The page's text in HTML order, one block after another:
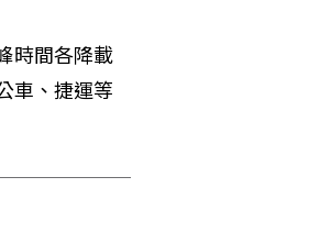
時間各降載
車、捷運等